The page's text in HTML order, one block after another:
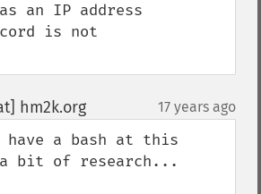
an IP address
is not
hm2k.org¶ 17 years ago
a bash at this
bit of research...